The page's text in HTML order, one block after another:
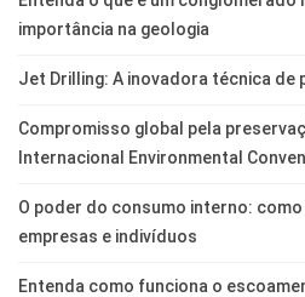
importância na geologia
Jet Drilling: A inovadora técnica
Compromisso global pela
Internacional Environmental
O poder do consumo interno:
empresas e indivíduos
Entenda como funciona o